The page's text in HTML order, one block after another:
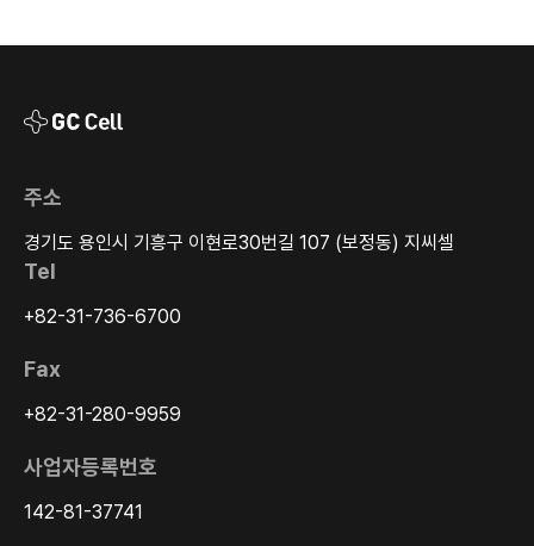
주소
경기도 용인시 기흥구 이현로30번길 107 (보정동) 지씨셀
Tel
+82-31-736-6700
Fax
+82-31-280-9959
사업자등록번호
142-81-37741